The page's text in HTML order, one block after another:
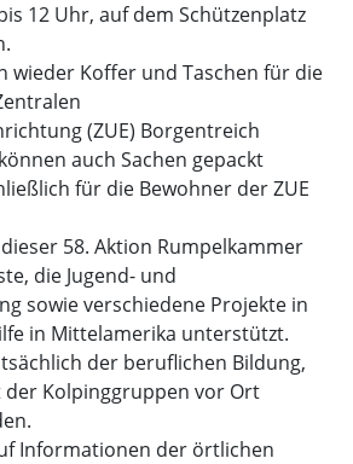
12 Uhr, auf dem Schützenplatz
wieder Koffer und Taschen für die
(ZUE) Borgentreich
auch Sachen gepackt
für die Bewohner der ZUE
58. Aktion Rumpelkammer
die Jugend- und
sowie verschiedene Projekte in
in Mittelamerika unterstützt.
der beruflichen Bildung,
der Kolpinggruppen vor Ort
Informationen der örtlichen